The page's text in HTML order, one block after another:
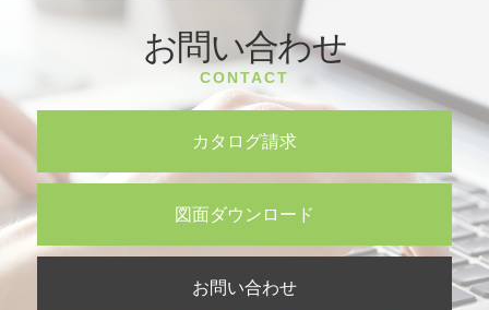
お問い合わせ
CONTACT
カタログ請求
図面ダウンロード
お問い合わせ